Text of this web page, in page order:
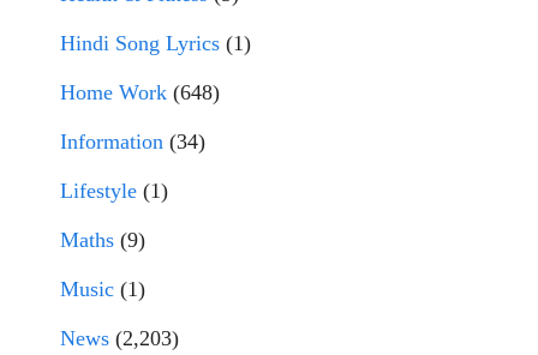
Hindi Song Lyrics (1)
Home Work (648)
Information (34)
Lifestyle (1)
Maths (9)
Music (1)
News (2,203)